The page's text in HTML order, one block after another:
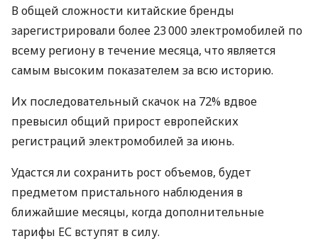
В общей сложности китайские бренды
зарегистрировали более 23 000 электромобилей по
всему региону в течение месяца, что является
самым высоким показателем за всю историю.
Их последовательный скачок на 72% вдвое
превысил общий прирост европейских
регистраций электромобилей за июнь.
Удастся ли сохранить рост объемов, будет
предметом пристального наблюдения в
ближайшие месяцы, когда дополнительные
тарифы ЕС вступят в силу.